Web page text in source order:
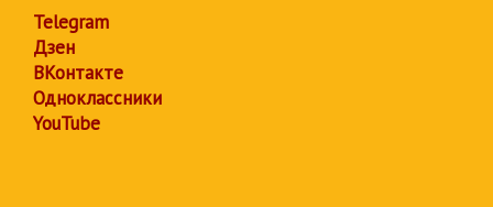
Telegram
Дзен
ВКонтакте
Одноклассники
YouTube